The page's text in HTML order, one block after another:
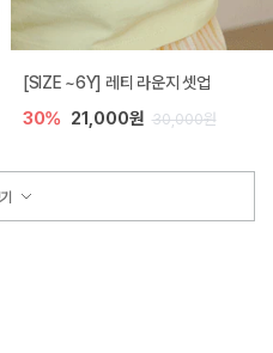
[SIZE ~6Y] 레티 라운지 셋업
30% 21,000원 30,000원